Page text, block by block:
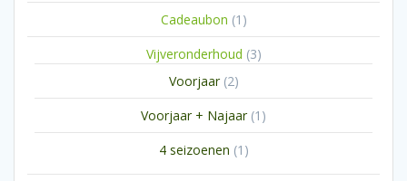
Cadeaubon 1 1
product
Vijveronderhoud 33
Voorjaar 22
producten
Voorjaar + Najaar 1 1
product
4 seizoenen 1 1